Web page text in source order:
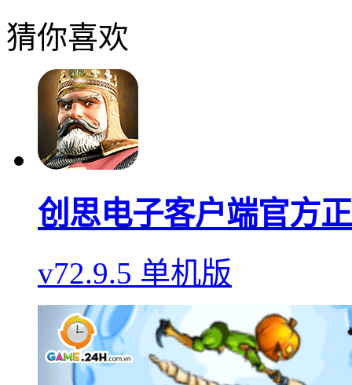
猜你喜欢
创思电子客户端官方
v72.9.5 单机版